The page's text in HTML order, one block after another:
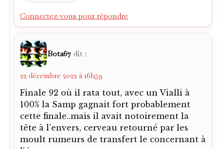
Dans mes souvenirs Vialli fut bon à
l’Euro88, une belle attraction, très
largement médiatisée d’ailleurs.
0 0
Connectez-vous pour répondre
VanBaston dit :
19 décembre 2022 à 1h22